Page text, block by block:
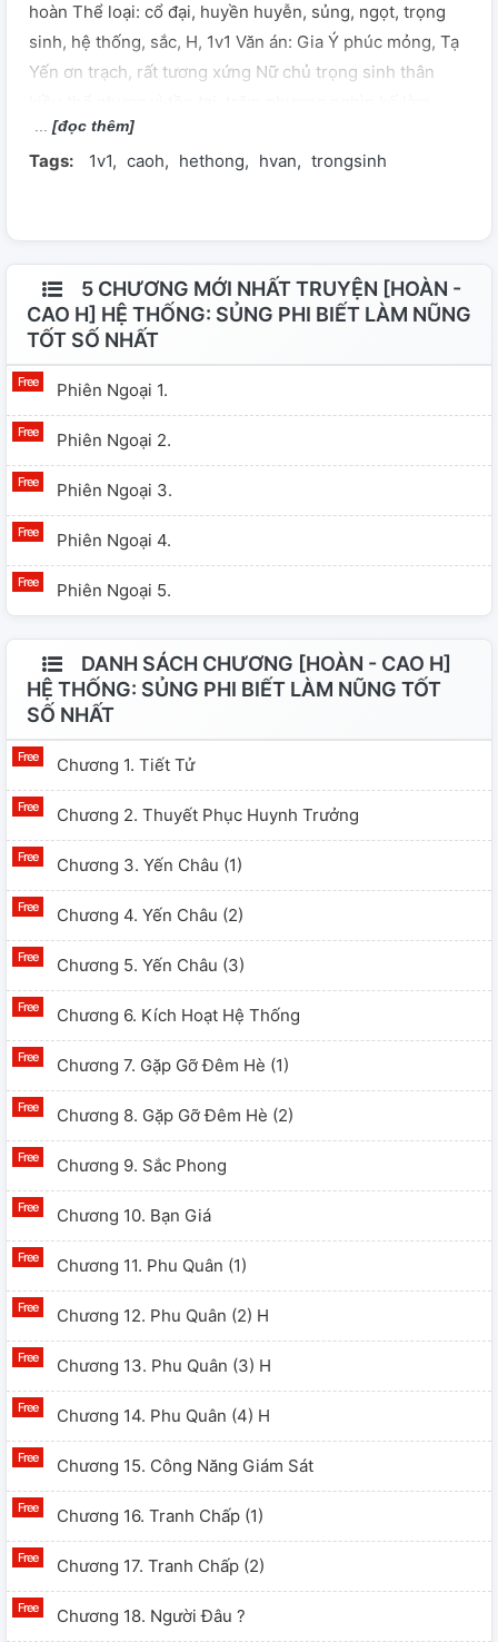
hoàn Thể loại: cổ đại, huyền huyễn, sủng, ngọt, trọng
sinh, hệ thống, sắc, H, 1v1 Văn án: Gia Ý phúc mỏng, Tạ
Yến ơn trạch, rất tương xứng Nữ chủ trọng sinh thân
nũng bán si tích cóp ân sủng của đế vương để kéo dài
phúc trạch. --------------- Nữ chủ: tích cóp tích cóp tích
[đọc thêm]
Tags: 1v1 caoh hethong hvan trongsinh
5 CHƯƠNG MỚI NHẤT TRUYỆN [HOÀN -
CAO H] HỆ THỐNG: SỦNG PHI BIẾT LÀM NŨNG
TỐT SỐ NHẤT
Phiên Ngoại 1.
Phiên Ngoại 2.
Phiên Ngoại 3.
Phiên Ngoại 4.
Phiên Ngoại 5.
DANH SÁCH CHƯƠNG [HOÀN - CAO H]
HỆ THỐNG: SỦNG PHI BIẾT LÀM NŨNG TỐT
SỐ NHẤT
Chương 1. Tiết Tử
Chương 2. Thuyết Phục Huynh Trưởng
Chương 3. Yến Châu (1)
Chương 4. Yến Châu (2)
Chương 5. Yến Châu (3)
Chương 6. Kích Hoạt Hệ Thống
Chương 7. Gặp Gỡ Đêm Hè (1)
Chương 8. Gặp Gỡ Đêm Hè (2)
Chương 9. Sắc Phong
Chương 10. Bạn Giá
Chương 11. Phu Quân (1)
Chương 12. Phu Quân (2) H
Chương 13. Phu Quân (3) H
Chương 14. Phu Quân (4) H
Chương 15. Công Năng Giám Sát
Chương 16. Tranh Chấp (1)
Chương 17. Tranh Chấp (2)
Chương 18. Người Đâu ?